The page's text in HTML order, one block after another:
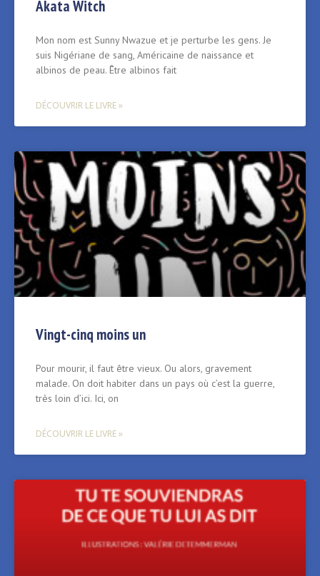
Akata Witch
Mon nom est Sunny Nwazue et je perturbe les gens. Je
suis Nigériane de sang, Américaine de naissance et
albinos de peau. Être albinos fait
DÉCOUVRIR LE LIVRE »
Vingt-cinq moins un
Pour mourir, il faut être vieux. Ou alors, gravement
malade. On doit habiter dans un pays où c’est la guerre,
très loin d’ici. Ici, on
DÉCOUVRIR LE LIVRE »